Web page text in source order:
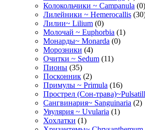
Колокольчики ~ Campanula (0)
Лилейники ~ Hemerocallis
Лилии~ Lilium (0)
Молочай ~ Euphorbia (1)
Монарды~ Monarda (0)
Морозники (4)
Очитки ~ Sedum (11)
Пионы (35)
Посконник (2)
Примулы ~ Primula (16)
Прострел (Сон-
Сангвинария~ Sanguinaria (2)
Увулярия ~ Uvularia (1)
Хохлатки (1)